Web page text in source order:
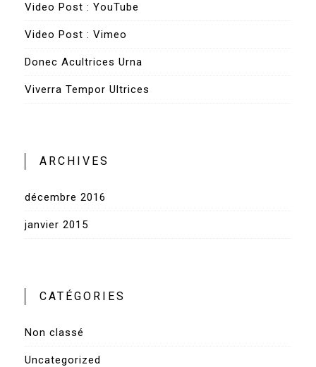
Video Post : YouTube
Video Post : Vimeo
Donec Acultrices Urna
Viverra Tempor Ultrices
ARCHIVES
décembre 2016
janvier 2015
CATÉGORIES
Non classé
Uncategorized